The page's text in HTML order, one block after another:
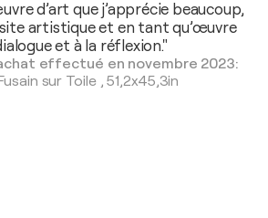
d’art que j’apprécie beaucoup,
artistique et en tant qu’œuvre
et à la réflexion."
effectué en novembre 2023:
sur Toile,51,2x45,3in